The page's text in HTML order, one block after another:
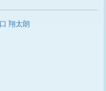
翔太朗